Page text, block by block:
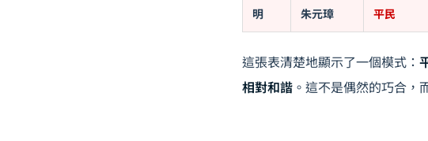
明 朱元璋 平民
這張表清楚地顯示了一個模式：
相對和諧 。這不是偶然的巧合，